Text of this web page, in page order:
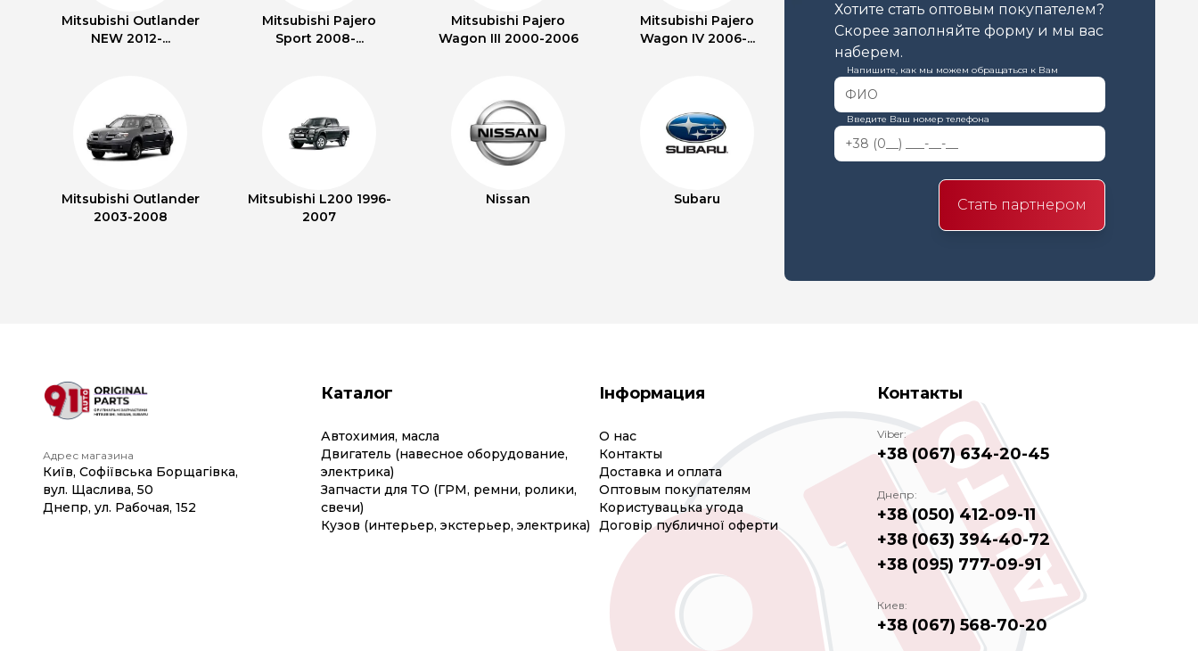
Mitsubishi Outlander
NEW 2012-...
Mitsubishi Pajero
Sport 2008-...
Mitsubishi Pajero
Wagon III 2000-2006
Mitsubishi Pajero
Wagon IV 2006-...
Mitsubishi Outlander
2003-2008
Mitsubishi L200 1996-
2007
Nissan Subaru
Хотите стать оптовым покупателем?
Скорее заполняйте форму и мы вас
наберем.
Напишите, как мы можем обращаться к Вам
Введите Ваш номер телефона
Стать партнером
Адрес магазина
Київ, Софіївська Борщагівка,
вул. Щаслива, 50
Днепр, ул. Рабочая, 152
Каталог
Автохимия, масла
Двигатель (навесное оборудование,
электрика)
Запчасти для ТО (ГРМ, ремни, ролики,
свечи)
Кузов (интерьер, экстерьер, электрика)
Інформация
О нас
Контакты
Доставка и оплата
Оптовым покупателям
Користувацька угода
Договір публичної оферти
Контакты
Viber:
+38 (067) 634-20-45
Днепр:
+38 (050) 412-09-11
+38 (063) 394-40-72
+38 (095) 777-09-91
Киев:
+38 (067) 568-70-20